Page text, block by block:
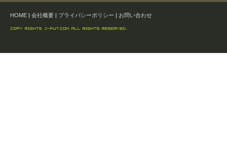
HOME | 会社概要 | プライバシーポリシー | お問い合わせ